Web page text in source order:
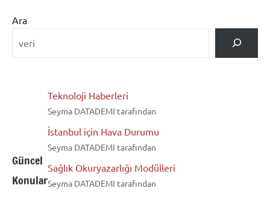
Ara
Güncel
Konular
Teknoloji Haberleri
Seyma DATADEMI tarafından
İstanbul için Hava Durumu
Seyma DATADEMI tarafından
Sağlık Okuryazarlığı Modülleri
Seyma DATADEMI tarafından